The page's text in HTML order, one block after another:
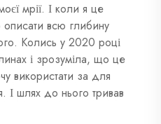
мрії. І коли я це
всю глибину
Колись у 2020 році
і зрозуміла, що це
використати за для
І шлях до нього тривав